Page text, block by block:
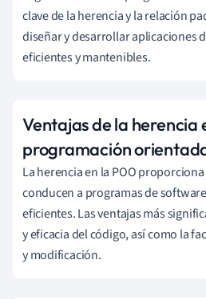
clave de la herencia y la relación
diseñar y desarrollar aplicaciones
eficientes y mantenibles.
Ventajas de la herencia
programación
La herencia en la POO
conducen a programas de
eficientes. Las ventajas más
y eficacia del código, así como la
y modificación.